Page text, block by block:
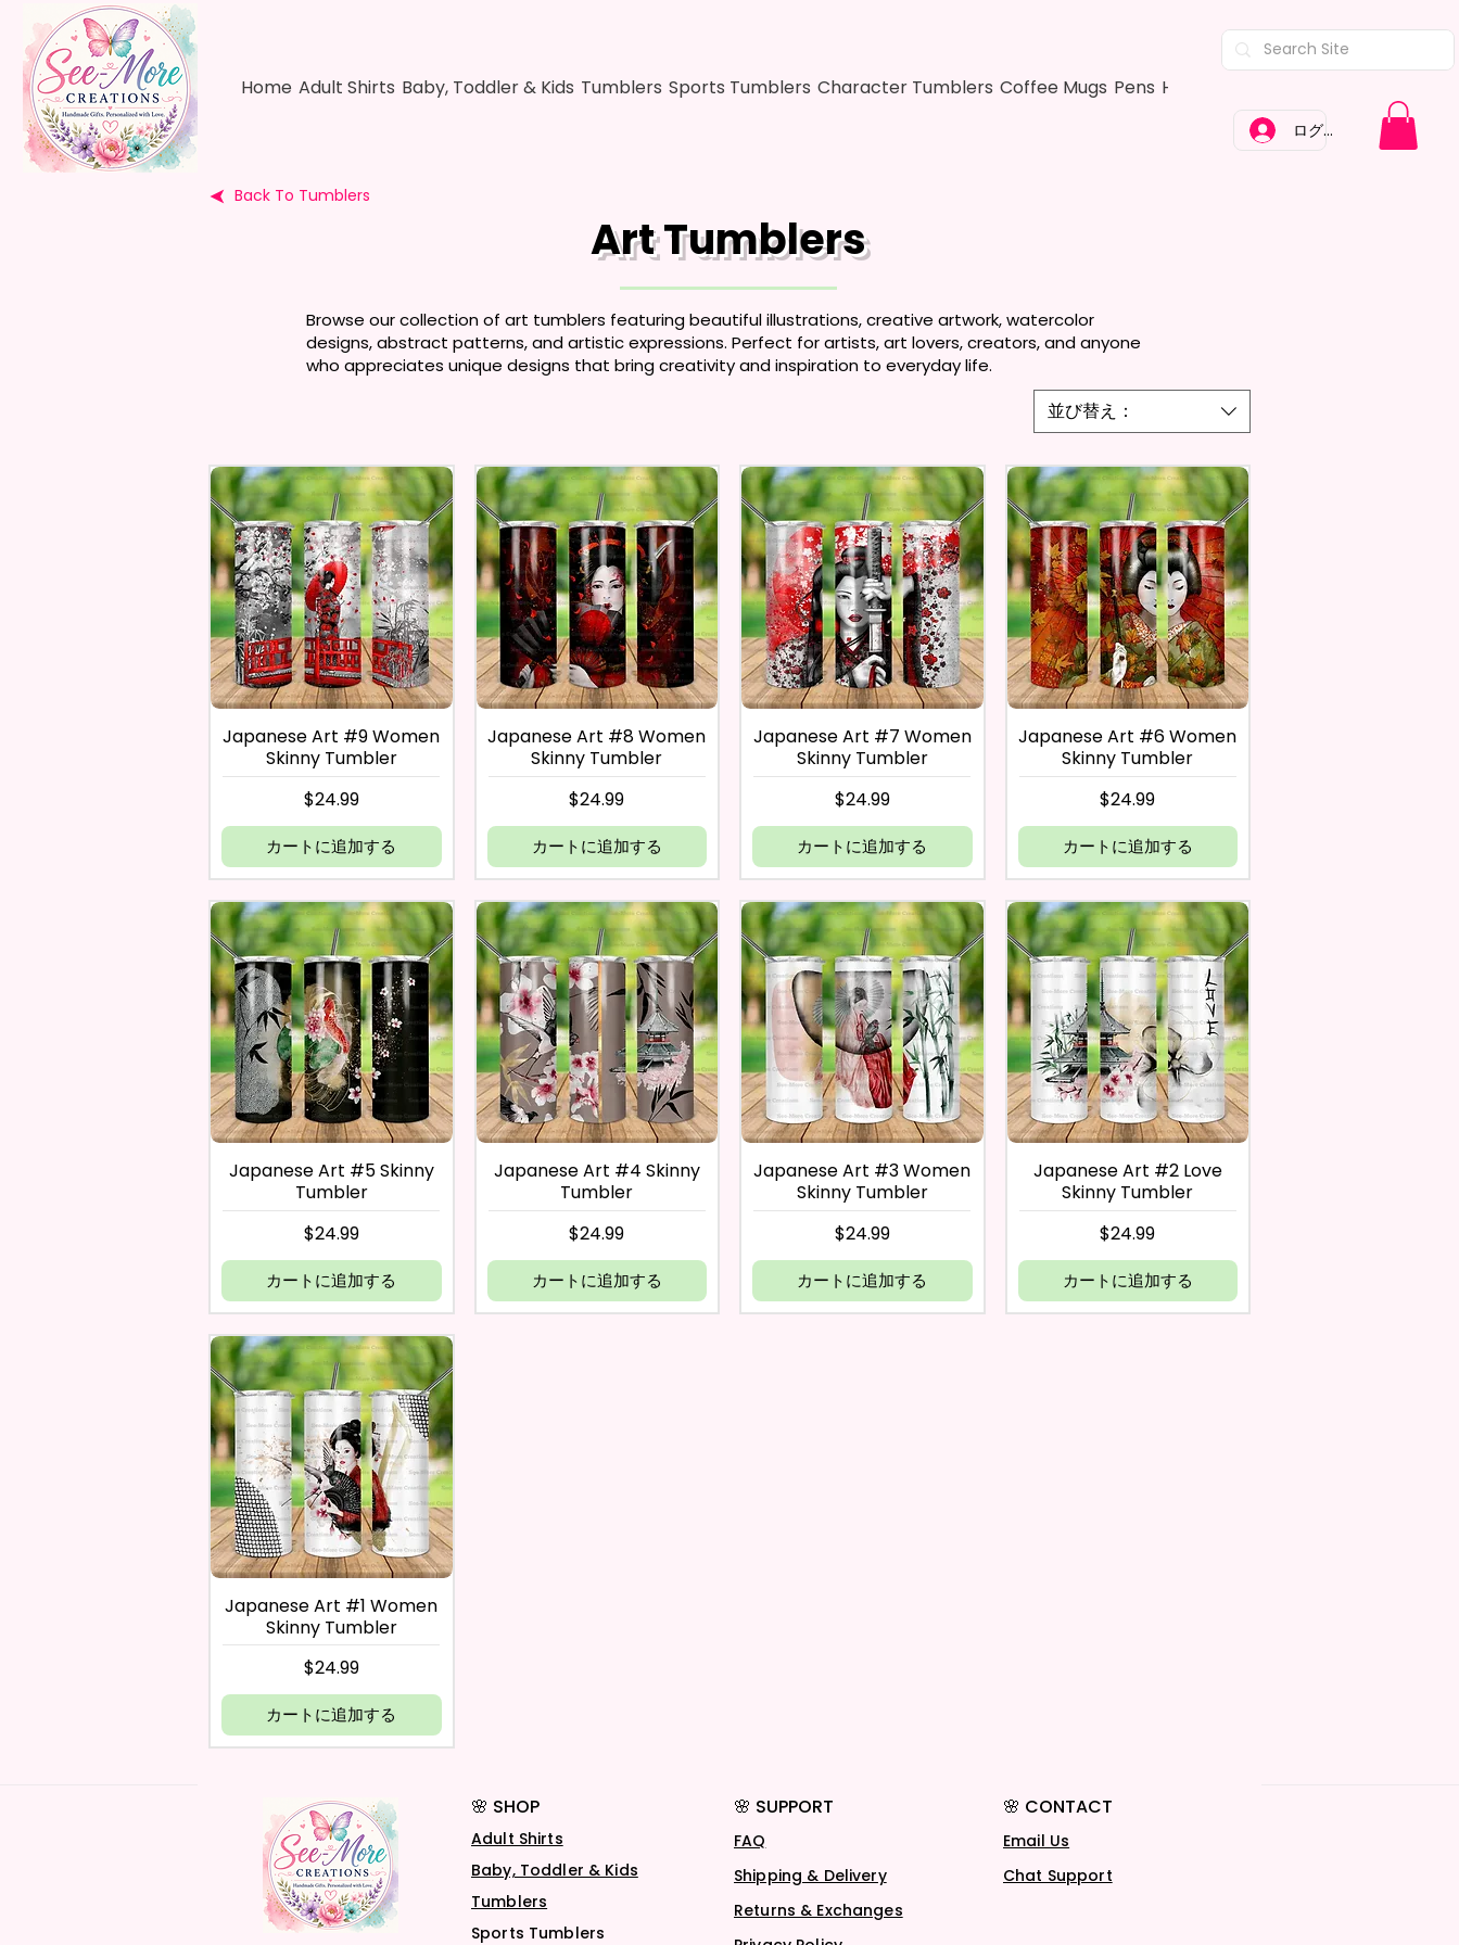
Home Adult Shirts Baby, Toddler & Kids Tumblers Sports Tumblers Character Tumblers Coffee Mugs Pens Hair Bows
ログイン
Back To Tumblers
Art Tumblers
並び替え：
Japanese Art #9 Women
Skinny Tumbler
価格
$24.99
カートに追加する
Japanese Art #8 Women
Skinny Tumbler
価格
$24.99
カートに追加する
Japanese Art #7 Women
Skinny Tumbler
価格
$24.99
カートに追加する
Japanese Art #6 Women
Skinny Tumbler
価格
$24.99
カートに追加する
Japanese Art #5 Skinny
Tumbler
価格
$24.99
カートに追加する
Japanese Art #4 Skinny
Tumbler
価格
$24.99
カートに追加する
Japanese Art #3 Women
Skinny Tumbler
価格
$24.99
カートに追加する
Japanese Art #2 Love
Skinny Tumbler
価格
$24.99
カートに追加する
Japanese Art #1 Women
Skinny Tumbler
価格
$24.99
カートに追加する
Browse our collection of art tumblers featuring beautiful illustrations, creative artwork, watercolor
designs, abstract patterns, and artistic expressions. Perfect for artists, art lovers, creators, and anyone
who appreciates unique designs that bring creativity and inspiration to everyday life.
🌸 SHOP
Adult Shirts
Baby, Toddler & Kids
Tumblers
Sports Tumblers
🌸 SUPPORT
FAQ
Shipping & Delivery
Returns & Exchanges
🌸 CONTACT
Email Us
Chat Support